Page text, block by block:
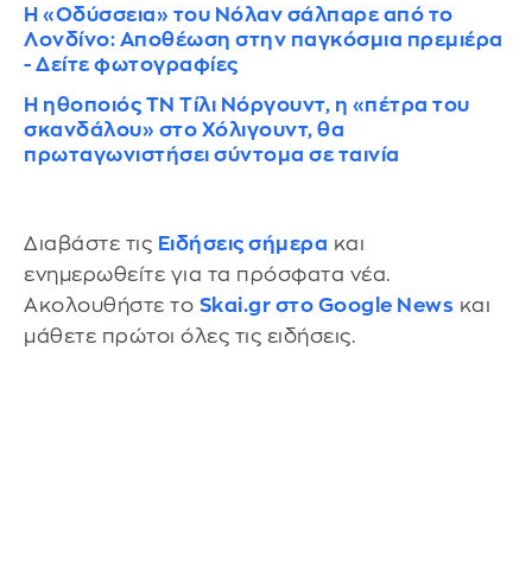
Η «Οδύσσεια» του Νόλαν σάλπαρε από το
Λονδίνο: Αποθέωση στην παγκόσμια πρεμιέρα
- Δείτε φωτογραφίες
Η ηθοποιός ΤΝ Τίλι Νόργουντ, η «πέτρα του
σκανδάλου» στο Χόλιγουντ, θα
πρωταγωνιστήσει σύντομα σε ταινία
Διαβάστε τις Ειδήσεις σήμερα και
ενημερωθείτε για τα πρόσφατα νέα.
Ακολουθήστε το Skai.gr στο Google News και
μάθετε πρώτοι όλες τις ειδήσεις.